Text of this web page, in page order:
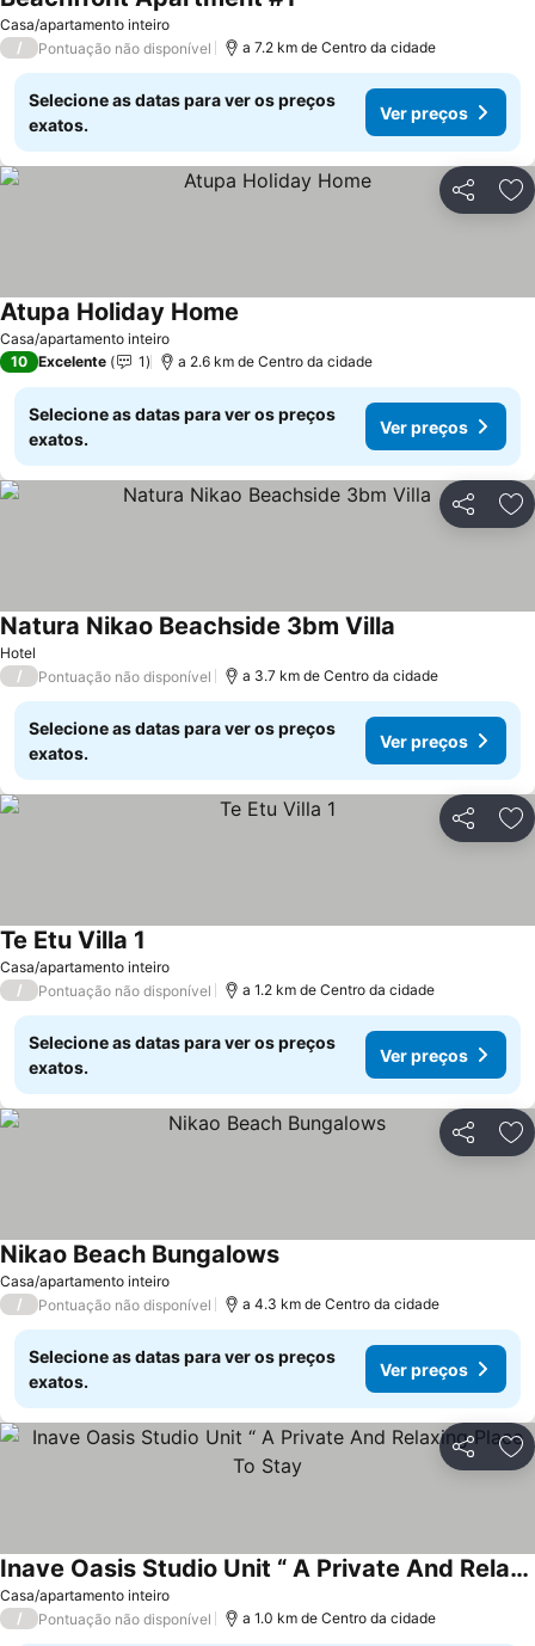
Casa/apartamento inteiro
/ Pontuação não disponível a 7.2 km de Centro da cidade
Selecione as datas para ver os preços
exatos.
Ver preços
Partilhar
Casa/apartamento inteiro
Atupa Holiday Home
10 Excelente 1 a 2.6 km de Centro da cidade
Selecione as datas para ver os preços
exatos.
Ver preços
Partilhar
Hotel
Natura Nikao Beachside 3bm Villa
/ Pontuação não disponível a 3.7 km de Centro da cidade
Selecione as datas para ver os preços
exatos.
Ver preços
Partilhar
Casa/apartamento inteiro
Te Etu Villa 1
/ Pontuação não disponível a 1.2 km de Centro da cidade
Selecione as datas para ver os preços
exatos.
Ver preços
Partilhar
Casa/apartamento inteiro
Nikao Beach Bungalows
/ Pontuação não disponível a 4.3 km de Centro da cidade
Selecione as datas para ver os preços
exatos.
Ver preços
Partilhar
Casa/apartamento inteiro
Inave Oasis Studio Unit “ A Private And Relaxing Place To Stay
/ Pontuação não disponível a 1.0 km de Centro da cidade